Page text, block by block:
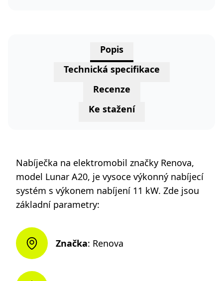
Popis
Technická specifikace
Recenze
Ke stažení
Nabíječka na elektromobil značky Renova,
model Lunar A20, je vysoce výkonný nabíjecí
systém s výkonem nabíjení 11 kW. Zde jsou
základní parametry:
Značka: Renova